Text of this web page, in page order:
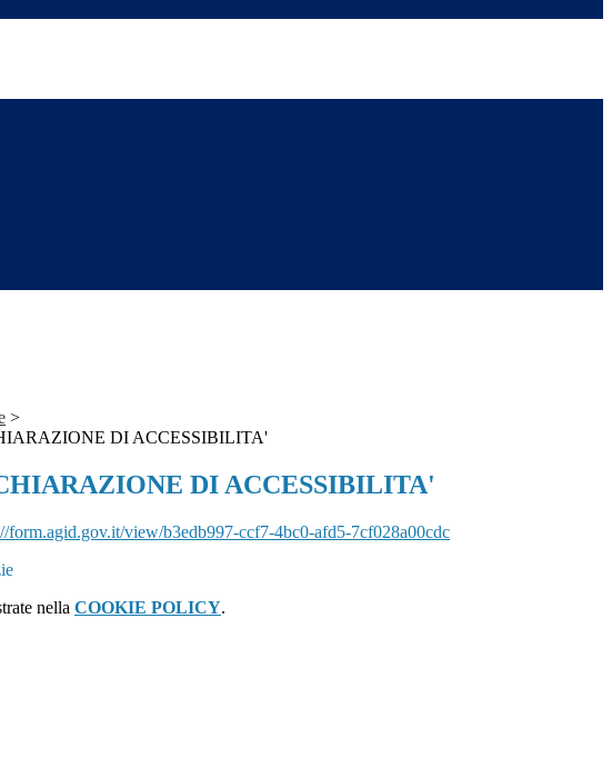
>
DI ACCESSIBILITA'
DI ACCESSIBILITA'
form.agid.gov.it/view/b3edb997-ccf7-4bc0-afd5-7cf028a00cdc
nella COOKIE POLICY.